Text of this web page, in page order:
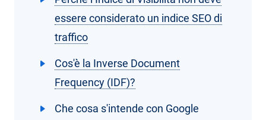
essere considerato un indice SEO di
traffico
Cos'è la Inverse Document
Frequency (IDF)?
Che cosa s'intende con Google